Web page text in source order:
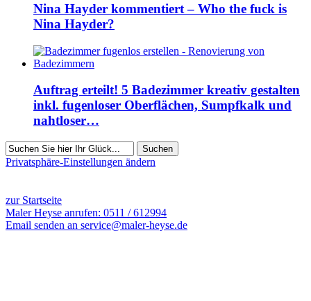
Nina Hayder kommentiert – Who the fuck is
Nina Hayder?
Auftrag erteilt! 5 Badezimmer kreativ gestalten
inkl. fugenloser Oberflächen, Sumpfkalk und
nahtloser…
Suchen
Privatsphäre-Einstellungen ändern
zur Startseite
Maler Heyse anrufen: 0511 / 612994
Email senden an service@maler-heyse.de